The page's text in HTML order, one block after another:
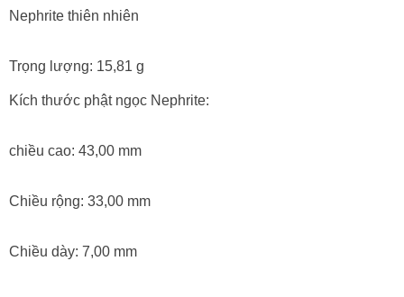
Nephrite thiên nhiên
Trọng lượng: 15,81 g
Kích thước phật ngọc Nephrite:
chiều cao: 43,00 mm
Chiều rộng: 33,00 mm
Chiều dày: 7,00 mm